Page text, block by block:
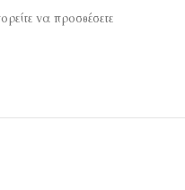
να προσθέσετε